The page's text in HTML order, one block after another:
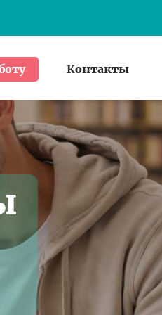
Контакты